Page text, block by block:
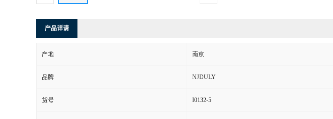
产品详请
产地 南京
品牌 NJDULY
货号 I0132-5